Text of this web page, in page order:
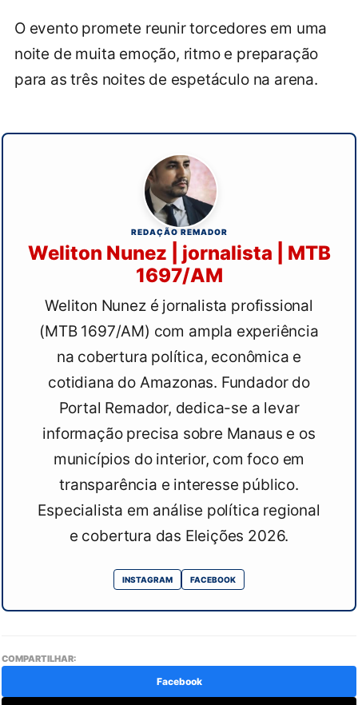
O evento promete reunir torcedores em uma
noite de muita emoção, ritmo e preparação
para as três noites de espetáculo na arena.
REDAÇÃO REMADOR
Weliton Nunez | jornalista | MTB
1697/AM
Weliton Nunez é jornalista profissional
(MTB 1697/AM) com ampla experiência
na cobertura política, econômica e
cotidiana do Amazonas. Fundador do
Portal Remador, dedica-se a levar
informação precisa sobre Manaus e os
municípios do interior, com foco em
transparência e interesse público.
Especialista em análise política regional
e cobertura das Eleições 2026.
INSTAGRAM FACEBOOK
COMPARTILHAR:
Facebook